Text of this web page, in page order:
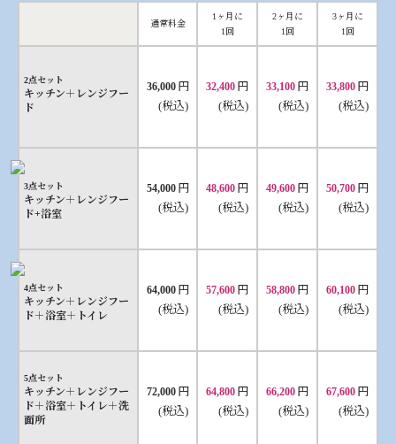
通常料金
1ヶ月に
1回
2ヶ月に
1回
3ヶ月に
1回
2点セット
キッチン＋レンジフー
ド
36,000 円
(税込)
32,400 円
(税込)
33,100 円
(税込)
33,800 円
(税込)
3点セット
キッチン＋レンジフー
ド+浴室
54,000 円
(税込)
48,600 円
(税込)
49,600 円
(税込)
50,700 円
(税込)
4点セット
キッチン＋レンジフー
ド＋浴室＋トイレ
64,000 円
(税込)
57,600 円
(税込)
58,800 円
(税込)
60,100 円
(税込)
5点セット
キッチン＋レンジフー
ド＋浴室＋トイレ＋洗
面所
72,000 円
(税込)
64,800 円
(税込)
66,200 円
(税込)
67,600 円
(税込)